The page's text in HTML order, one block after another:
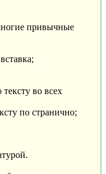
привычные
во всех
по странично;